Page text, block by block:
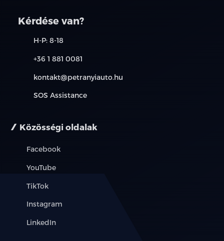
Kérdése van?
H-P: 8-18
+36 1 881 0081
kontakt@petranyiauto.hu
SOS Assistance
Közösségi oldalak
Facebook
YouTube
TikTok
Instagram
LinkedIn